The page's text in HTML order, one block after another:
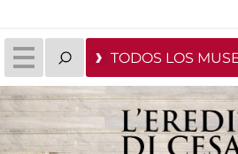
TODOS LOS